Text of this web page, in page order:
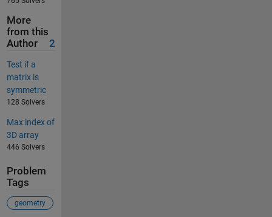
More
from this
Author
2
Test if a
matrix is
symmetric
128 Solvers
Max index of
3D array
446 Solvers
Problem
Tags
geometry